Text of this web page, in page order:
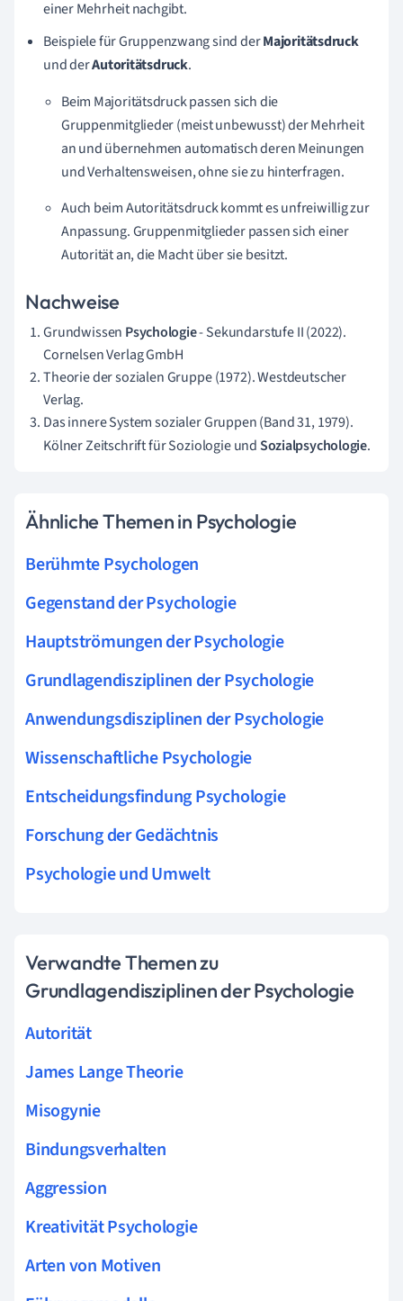
einer Mehrheit nachgibt.
Beispiele für Gruppenzwang sind derMajoritätsdruck
und derAutoritätsdruck.
Beim Majoritätsdruck passen sich die
Gruppenmitglieder (meist unbewusst) der Mehrheit
an und übernehmen automatisch deren Meinungen
und Verhaltensweisen, ohne sie zu hinterfragen.
Auch beim Autoritätsdruck kommt es unfreiwillig zur
Anpassung. Gruppenmitglieder passen sich einer
Autorität an, die Macht über sie besitzt.
Nachweise
Grundwissen Psychologie- Sekundarstufe II (2022).
Cornelsen Verlag GmbH
Theorie der sozialen Gruppe (1972). Westdeutscher
Verlag.
Das innere System sozialer Gruppen (Band 31, 1979).
Kölner Zeitschrift für Soziologie undSozialpsychologie.
Ähnliche Themen in Psychologie
Berühmte Psychologen
Gegenstand der Psychologie
Hauptströmungen der Psychologie
Grundlagendisziplinen der Psychologie
Anwendungsdisziplinen der Psychologie
Wissenschaftliche Psychologie
Entscheidungsfindung Psychologie
Forschung der Gedächtnis
Psychologie und Umwelt
Verwandte Themen zu
Grundlagendisziplinen der Psychologie
Autorität
James Lange Theorie
Misogynie
Bindungsverhalten
Aggression
Kreativität Psychologie
Arten von Motiven